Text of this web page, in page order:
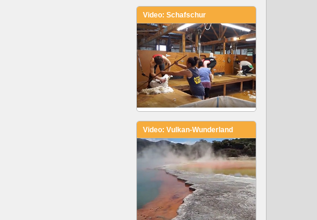
Video: Schafschur
Video: Vulkan-Wunderland